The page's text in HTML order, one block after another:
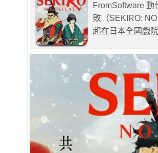
FromSoftware
敗（SEKIRO:
起在日本全國戲